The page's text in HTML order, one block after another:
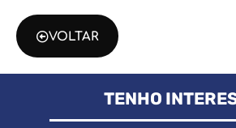
VOLTAR
TENHO